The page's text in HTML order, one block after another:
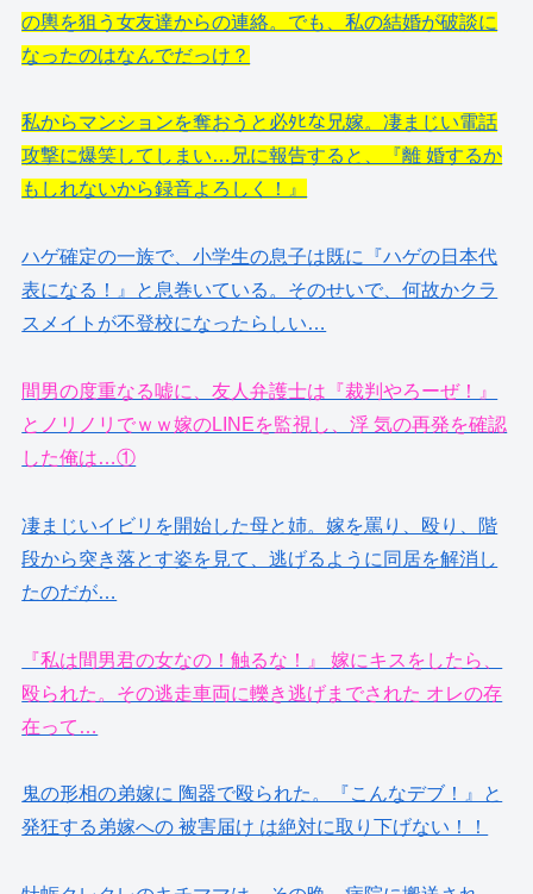
の輿を狙う女友達からの連絡。でも、私の結婚が破談に
なったのはなんでだっけ？
私からマンションを奪おうと必ﾀﾋな兄嫁。凄まじい電話
攻撃に爆笑してしまい…兄に報告すると、『離 婚するか
もしれないから録音よろしく！』
ハゲ確定の一族で、小学生の息子は既に『ハゲの日本代
表になる！』と息巻いている。そのせいで、何故かクラ
スメイトが不登校になったらしい…
間男の度重なる嘘に、友人弁護士は『裁判やろーぜ！』
とノリノリでｗｗ嫁のLINEを監視し、浮 気の再発を確認
した俺は…①
凄まじいイビリを開始した母と姉。嫁を罵り、殴り、階
段から突き落とす姿を見て、逃げるように同居を解消し
たのだが…
『私は間男君の女なの！触るな！』 嫁にキスをしたら、
殴られた。その逃走車両に轢き逃げまでされた オレの存
在って…
鬼の形相の弟嫁に 陶器で殴られた。『こんなデブ！』と
発狂する弟嫁への 被害届け は絶対に取り下げない！！